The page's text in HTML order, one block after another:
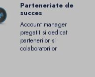
Parteneriate de
succes
Account manager
pregatit si dedicat
partenerilor si
colaboratorilor